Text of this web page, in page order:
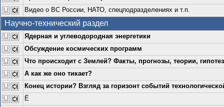
Видео о ВС России, НАТО, спецподразделениях и т.п.
Научно-технический раздел
Ядерная и углеводородная энергетики
Обсуждение космических программ
Что происходит с Землей? Факты, прогнозы, теории,
А как же оно тикает?
Конец истории? Взгляд за горизонт событий
Ё